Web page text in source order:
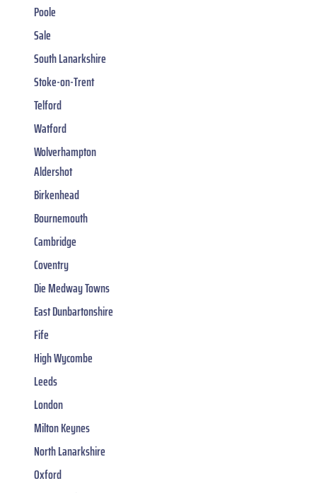
Poole
Sale
South Lanarkshire
Stoke-on-Trent
Telford
Watford
Wolverhampton
Aldershot
Birkenhead
Bournemouth
Cambridge
Coventry
Die Medway Towns
East Dunbartonshire
Fife
High Wycombe
Leeds
London
Milton Keynes
North Lanarkshire
Oxford